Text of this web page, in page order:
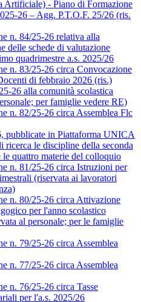
Artificiale) - Piano di Formazione
26 – Agg. P.T.O.F. 25/26 (ris.
n. 84/25-26 relativa alla
delle schede di valutazione
quadrimestre a.s. 2025/26
n. 83/25-26 circa Convocazione
di febbraio 2026 (ris.)
26 alla comunità scolastica
per famiglie vedere RE)
n. 82/25-26 circa Assemblea Flc
pubblicate in Piattaforma UNICA
ricerca le discipline della seconda
le quattro materie del colloquio
n. 81/25-26 circa Istruzioni per
(riservata ai lavoratori
n. 80/25-26 circa Attivazione
per l'anno scolastico
al personale; per le famiglie
n. 79/25-26 circa Assemblea
n. 77/25-26 circa Assemblea
n. 76/25-26 circa Tasse
per l'a.s. 2025/26